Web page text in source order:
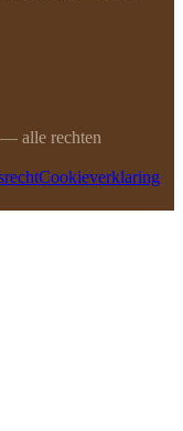
alle rechten
Cookieverklaring